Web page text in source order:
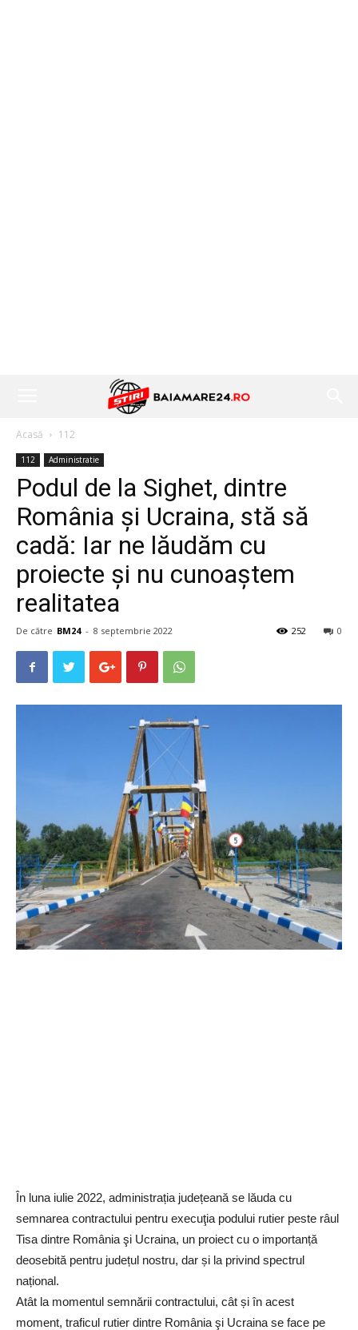
Acasă 112
112 Administratie
Podul de la Sighet, dintre
România și Ucraina, stă să
cadă: Iar ne lăudăm cu
proiecte și nu cunoaștem
realitatea
De către BM24 - 8 septembrie 2022 0
252
În luna iulie 2022, administrația județeană se lăuda cu
semnarea contractului pentru execuţia podului rutier peste râul
Tisa dintre România şi Ucraina, un proiect cu o importanță
deosebită pentru județul nostru, dar și la privind spectrul
național.
Atât la momentul semnării contractului, cât și în acest
moment, traficul rutier dintre România şi Ucraina se face pe